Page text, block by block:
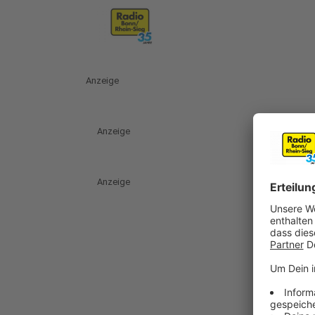
Anzeige
Anzeige
Anzeige